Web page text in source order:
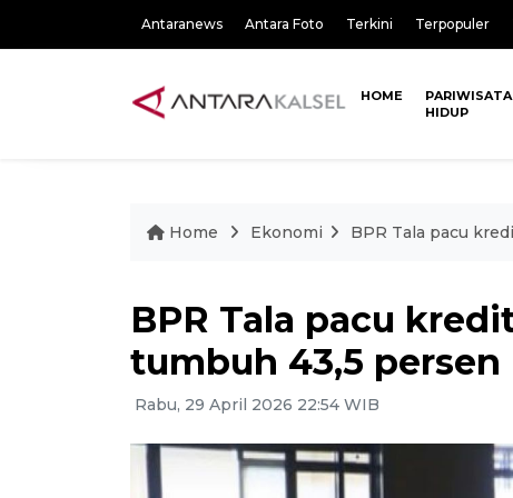
Antaranews Antara Foto Terkini Terpopuler
HOME
HIDUP
Home Ekonomi BPR Tala pacu
BPR Tala pacu
tumbuh 43,5 persen
Rabu, 29 April 2026 22:54 WIB